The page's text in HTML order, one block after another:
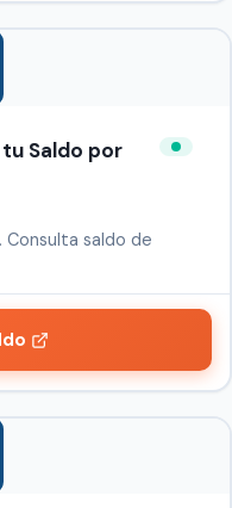
Saldo por
Consulta saldo de